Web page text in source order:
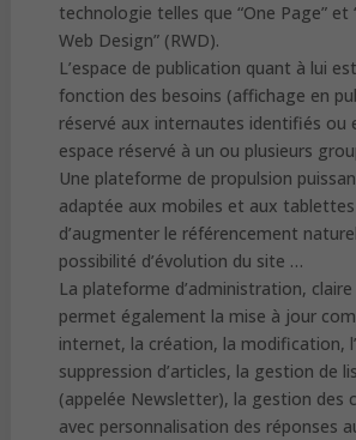
technologie telles que “One Page” et
Web Design” (RWD).
L’espace de publication quant à lui
fonction des besoins (affichage en
réservé aux internautes identifiés ou
espace réservé à un ou plusieurs
Une plateforme de propulsion
adaptée aux mobiles et aux
d’augmenter le référencement
possibilité d’évolution du site …
La plateforme d’administration,
permet également la mise à jour
internet, la création, la modification,
suppression d’articles, la gestion de
(appelée Newsletter), la gestion des
avec personnalisation des réponses